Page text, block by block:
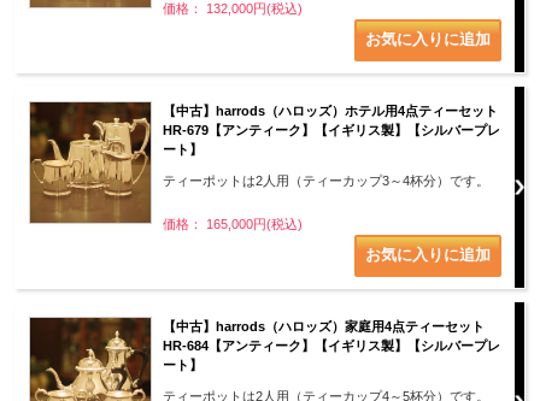
価格： 132,000円(税込)
【中古】harrods（ハロッズ）ホテル用4点ティーセット
HR-679【アンティーク】【イギリス製】【シルバープレ
ート】
ティーポットは2人用（ティーカップ3～4杯分）です。
価格： 165,000円(税込)
【中古】harrods（ハロッズ）家庭用4点ティーセット
HR-684【アンティーク】【イギリス製】【シルバープレ
ート】
ティーポットは2人用（ティーカップ4～5杯分）です。